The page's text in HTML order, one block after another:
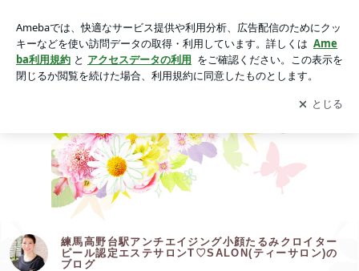
ーピール認定エステサロンT♡SALON(ティーサロン)のブログ
アプリをダウンロードして ブログの更新通知
を受け取りまし
ょう。
開く
練馬高野台駅アンチエイジング小顔たるみクロイター
ピール認定エステサロンT♡SALON(ティーサロン)の
ブログ